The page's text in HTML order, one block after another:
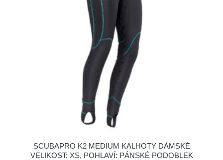
SCUBAPRO K2 MEDIUM KALHOTY DÁMSKÉ
VELIKOST: XS, POHLAVÍ: PÁNSKÉ PODOBLEK